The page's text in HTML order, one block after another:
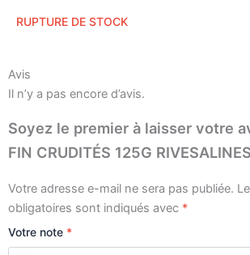
RUPTURE DE STOCK
Avis
Il n’y a pas encore d’avis.
Soyez le premier à laisser votre
FIN CRUDITÉS 125G
Votre adresse e-mail ne sera pas publiée.
obligatoires sont indiqués avec *
Votre note *